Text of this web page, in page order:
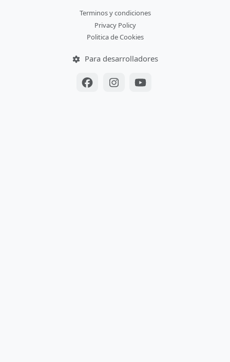
Terminos y condiciones
Privacy Policy
Politica de Cookies
Para desarrolladores